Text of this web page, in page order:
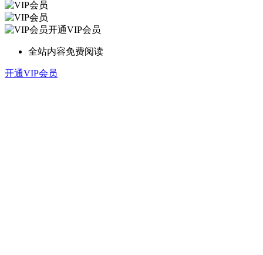
开通VIP会员
全站内容免费阅读
开通VIP会员